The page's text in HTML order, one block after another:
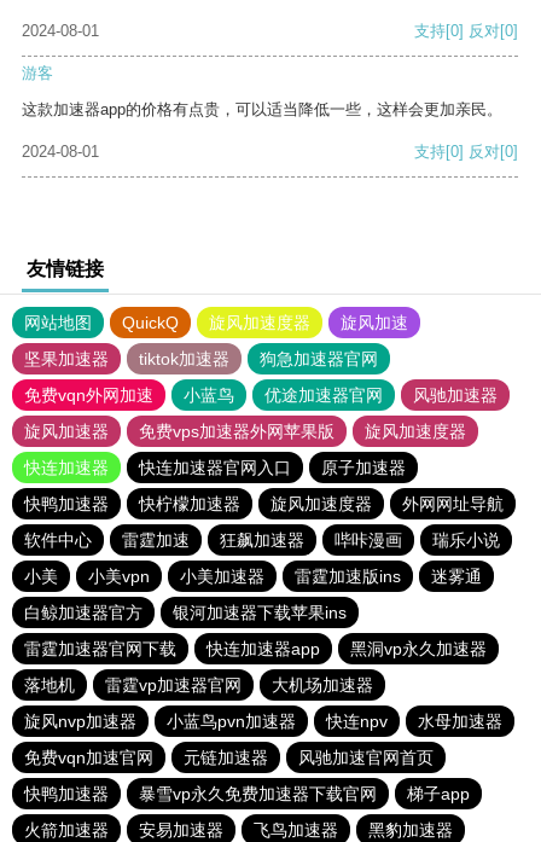
2024-08-01 支持[0] 反对[0]
游客
这款加速器app的价格有点贵，可以适当降低一些，这样会更加亲民。
2024-08-01 支持[0] 反对[0]
友情链接
网站地图 QuickQ 旋风加速度器
旋风加速
坚果加速器
tiktok加速器
狗急加速器官网
免费vqn外网加速
小蓝鸟 优途加速器官网
风驰加速器
旋风加速器
免费vps加速器外网苹果版
旋风加速度器
快连加速器
快连加速器官网入口
原子加速器
快鸭加速器
快柠檬加速器 旋风加速度器
外网网址导航
软件中心
雷霆加速 狂飙加速器 哔咔漫画
瑞乐小说
小美
小美vpn 小美加速器 雷霆加速版ins
迷雾通
白鲸加速器官方
银河加速器下载苹果ins
雷霆加速器官网下载
快连加速器app
黑洞vp永久加速器
落地机
雷霆vp加速器官网
大机场加速器
旋风nvp加速器
小蓝鸟pvn加速器 快连npv
水母加速器
免费vqn加速官网
元链加速器
风驰加速官网首页
快鸭加速器
暴雪vp永久免费加速器下载官网
梯子app
火箭加速器
安易加速器 飞鸟加速器 黑豹加速器